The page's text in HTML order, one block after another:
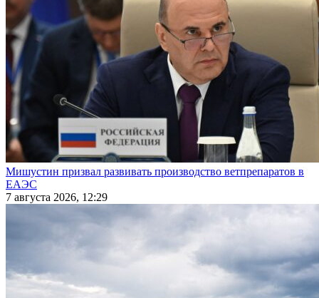
Мишустин призвал развивать производство ветпрепаратов в
ЕАЭС
7 августа 2026, 12:29